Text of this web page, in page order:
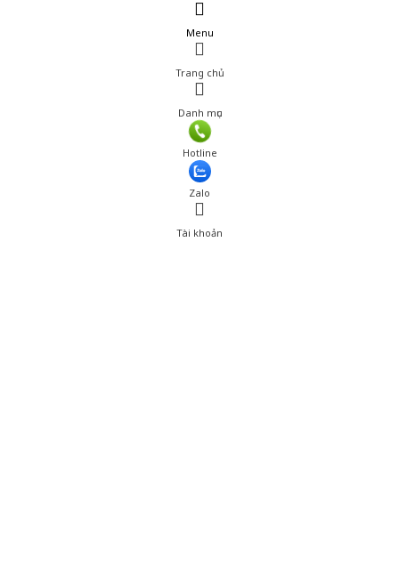
Menu
Trang chủ
Danh mục
Hotline
Zalo
Tài khoản